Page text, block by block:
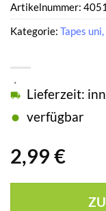
2,99 €
Lieferzeit:
verfügbar
Artikelnummer:
Kategorie: Tapes